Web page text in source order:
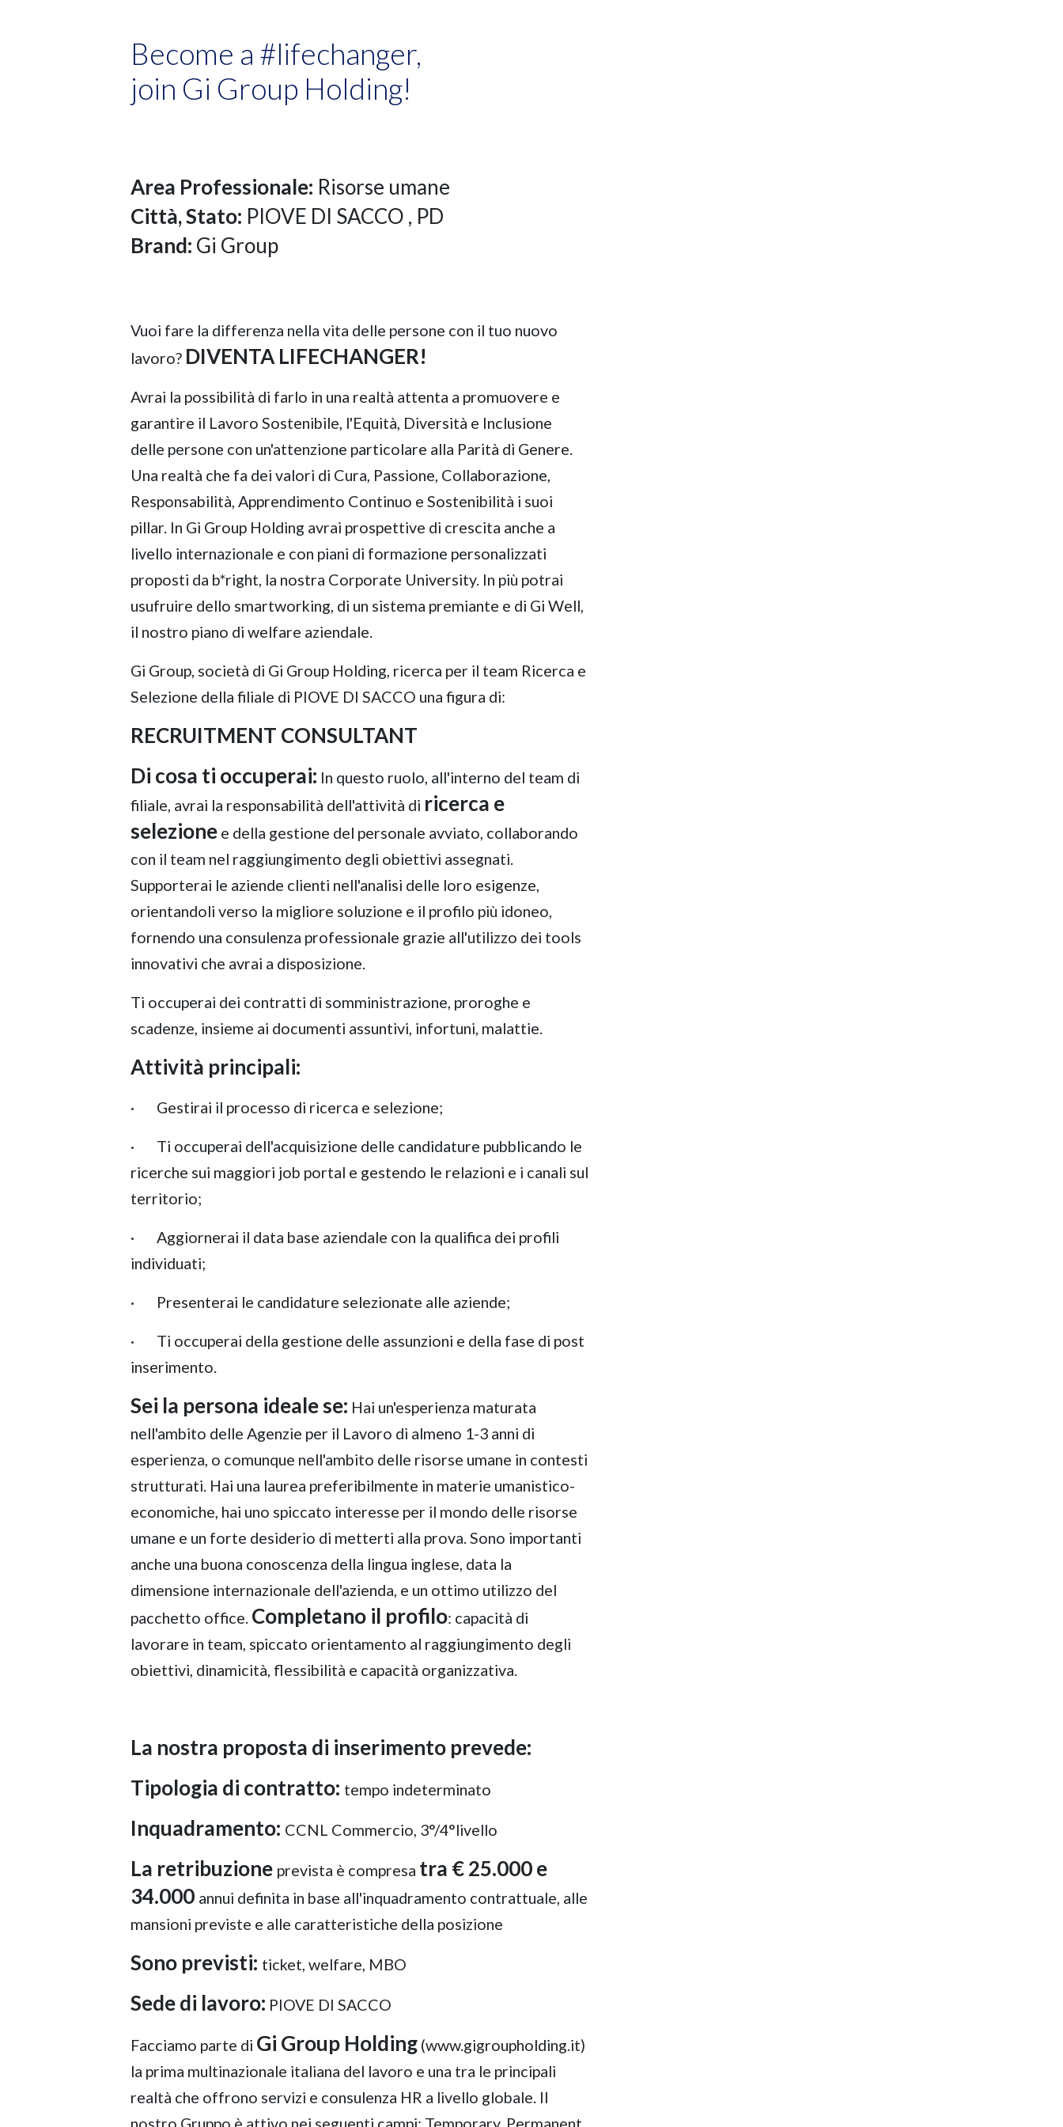
Become a #lifechanger,
join Gi Group Holding!
Area Professionale: Risorse umane
Città, Stato: PIOVE DI SACCO , PD
Brand: Gi Group
Vuoi fare la differenza nella vita delle persone con il tuo nuovo
lavoro? DIVENTA LIFECHANGER!
Avrai la possibilità di farlo in una realtà attenta a promuovere e
garantire il Lavoro Sostenibile, l'Equità, Diversità e Inclusione
delle persone con un'attenzione particolare alla Parità di Genere.
Una realtà che fa dei valori di Cura, Passione, Collaborazione,
Responsabilità, Apprendimento Continuo e Sostenibilità i suoi
pillar. In Gi Group Holding avrai prospettive di crescita anche a
livello internazionale e con piani di formazione personalizzati
proposti da b*right, la nostra Corporate University. In più potrai
usufruire dello smartworking, di un sistema premiante e di Gi Well,
il nostro piano di welfare aziendale.
Gi Group, società di Gi Group Holding, ricerca per il team Ricerca e
Selezione della filiale di PIOVE DI SACCO una figura di:
RECRUITMENT CONSULTANT
Di cosa ti occuperai: In questo ruolo, all'interno del team di
filiale, avrai la responsabilità dell'attività di ricerca e
selezionee della gestione del personale avviato, collaborando
con il team nel raggiungimento degli obiettivi assegnati.
Supporterai le aziende clienti nell'analisi delle loro esigenze,
orientandoli verso la migliore soluzione e il profilo più idoneo,
fornendo una consulenza professionale grazie all'utilizzo dei tools
innovativi che avrai a disposizione.
Ti occuperai dei contratti di somministrazione, proroghe e
scadenze, insieme ai documenti assuntivi, infortuni, malattie.
Attività principali:
· Gestirai il processo di ricerca e selezione;
· Ti occuperai dell'acquisizione delle candidature pubblicando le
ricerche sui maggiori job portal e gestendo le relazioni e i canali sul
territorio;
· Aggiornerai il data base aziendale con la qualifica dei profili
individuati;
· Presenterai le candidature selezionate alle aziende;
· Ti occuperai della gestione delle assunzioni e della fase di post
inserimento.
Sei la persona ideale se: Hai un'esperienza maturata
nell'ambito delle Agenzie per il Lavoro di almeno 1-3 anni di
esperienza, o comunque nell'ambito delle risorse umane in contesti
strutturati. Hai una laurea preferibilmente in materie umanistico-
economiche, hai uno spiccato interesse per il mondo delle risorse
umane e un forte desiderio di metterti alla prova. Sono importanti
anche una buona conoscenza della lingua inglese, data la
dimensione internazionale dell'azienda, e un ottimo utilizzo del
pacchetto office. Completano il profilo: capacità di
lavorare in team, spiccato orientamento al raggiungimento degli
obiettivi, dinamicità, flessibilità e capacità organizzativa.
La nostra proposta di inserimento prevede:
Tipologia di contratto: tempo indeterminato
Inquadramento: CCNL Commercio, 3°/4°livello
La retribuzione prevista è compresa tra € 25.000 e
34.000 annui definita in base all'inquadramento contrattuale, alle
mansioni previste e alle caratteristiche della posizione
Sono previsti: ticket, welfare, MBO
Sede di lavoro: PIOVE DI SACCO
Facciamo parte di Gi Group Holding(www.gigroupholding.it)
la prima multinazionale italiana del lavoro e una tra le principali
realtà che offrono servizi e consulenza HR a livello globale. Il